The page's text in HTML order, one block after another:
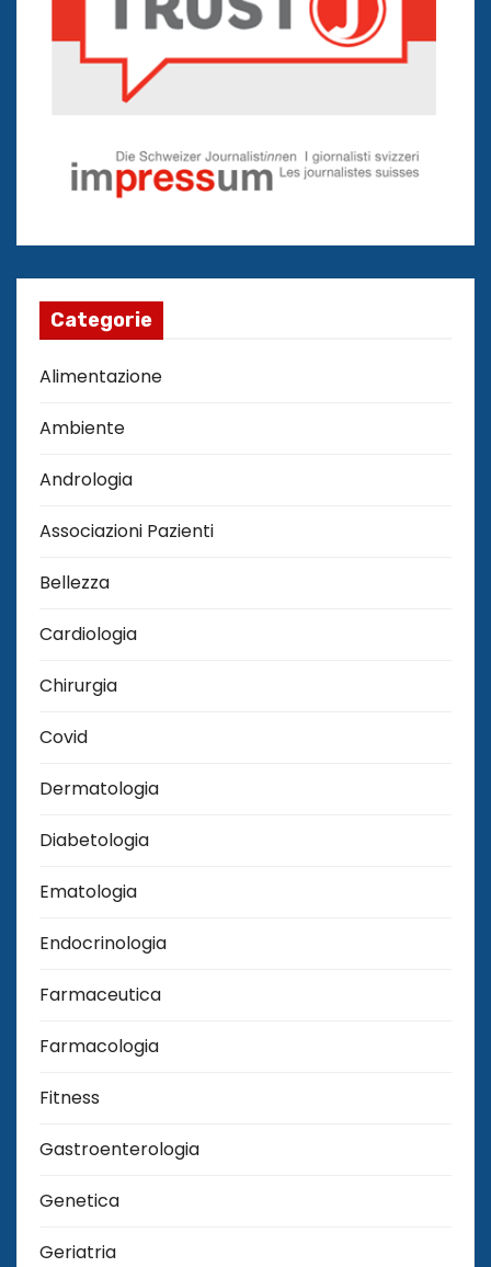
Categorie
Alimentazione
Ambiente
Andrologia
Associazioni Pazienti
Bellezza
Cardiologia
Chirurgia
Covid
Dermatologia
Diabetologia
Ematologia
Endocrinologia
Farmaceutica
Farmacologia
Fitness
Gastroenterologia
Genetica
Geriatria